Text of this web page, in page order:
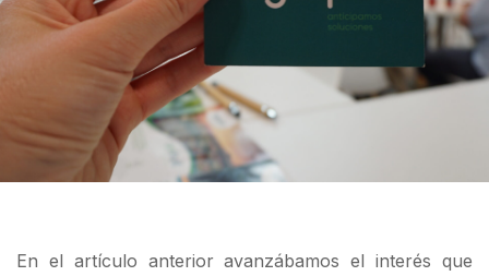
En el artículo anterior avanzábamos el interés que